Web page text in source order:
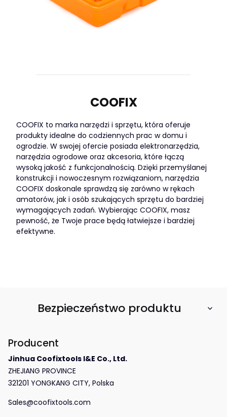
COOFIX
COOFIX to marka narzędzi i sprzętu, która oferuje
produkty idealne do codziennych prac w domu i
ogrodzie. W swojej ofercie posiada elektronarzędzia,
narzędzia ogrodowe oraz akcesoria, które łączą
wysoką jakość z funkcjonalnością. Dzięki przemyślanej
konstrukcji i nowoczesnym rozwiązaniom, narzędzia
COOFIX doskonale sprawdzą się zarówno w rękach
amatorów, jak i osób szukających sprzętu do bardziej
wymagających zadań. Wybierając COOFIX, masz
pewność, że Twoje prace będą łatwiejsze i bardziej
efektywne.
Bezpieczeństwo produktu
Producent
Jinhua Coofixtools I&E Co., Ltd.
ZHEJIANG PROVINCE
321201 YONGKANG CITY, Polska
Sales@coofixtools.com